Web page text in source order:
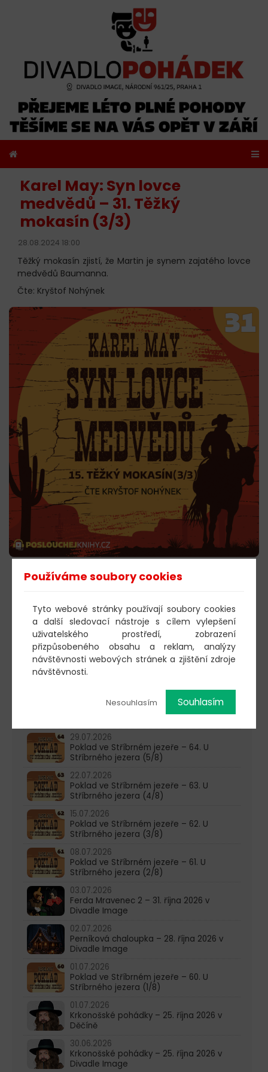
Karel May: Syn lovce
medvědů – 31. Těžký
mokasín (3/3)
28.08.2024 18:00
Těžký mokasín zjistí, že Martin je synem zajatého lovce
medvědů Baumanna.
Čte: Kryštof Nohýnek
POSLECHNOUT
603 805 271
pondělí-čtvrtek: 10:00-16:00
05.08.2026
Poklad ve Stříbrném jezeře – 65. U
29.07.2026
Poklad ve Stříbrném jezeře – 64. U
Stříbrného jezera (5/8)
22.07.2026
Poklad ve Stříbrném jezeře – 63. U
Stříbrného jezera (4/8)
15.07.2026
Poklad ve Stříbrném jezeře – 62. U
Stříbrného jezera (3/8)
08.07.2026
Poklad ve Stříbrném jezeře – 61. U
Stříbrného jezera (2/8)
03.07.2026
Ferda Mravenec 2 – 31. října 2026 v
Divadle Image
02.07.2026
Perníková chaloupka – 28. října 2026 v
Divadle Image
01.07.2026
Poklad ve Stříbrném jezeře – 60. U
Stříbrného jezera (1/8)
01.07.2026
Krkonošské pohádky – 25. října 2026 v
Děčíně
30.06.2026
Krkonošské pohádky – 25. října 2026 v
Divadle Image
Používáme soubory cookies
Tyto webové stránky používají soubory cookies
a další sledovací nástroje s cílem vylepšení
uživatelského prostředí, zobrazení
přizpůsobeného obsahu a reklam, analýzy
návštěvnosti webových stránek a zjištění zdroje
návštěvnosti.
Nesouhlasím Souhlasím